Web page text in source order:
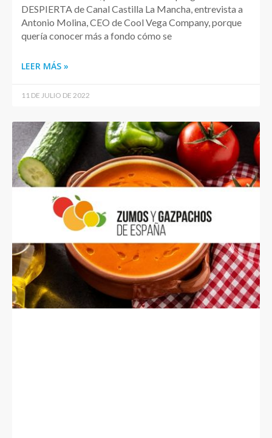
DESPIERTA de Canal Castilla La Mancha, entrevista a
Antonio Molina, CEO de Cool Vega Company, porque
quería conocer más a fondo cómo se
LEER MÁS »
11 DE JULIO DE 2022